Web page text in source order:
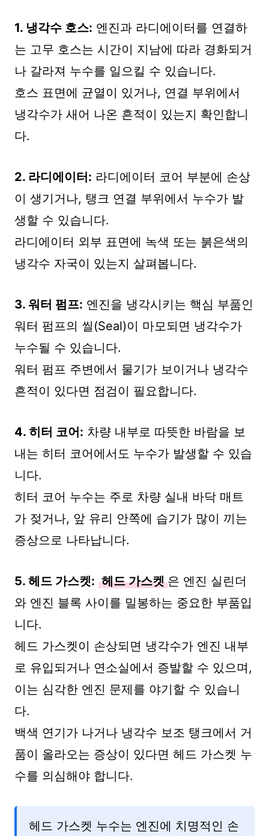
1. 냉각수 호스: 엔진과 라디에이터를 연결하
는 고무 호스는 시간이 지남에 따라 경화되거
나 갈라져 누수를 일으킬 수 있습니다.
호스 표면에 균열이 있거나, 연결 부위에서
냉각수가 새어 나온 흔적이 있는지 확인합니
다.
2. 라디에이터: 라디에이터 코어 부분에 손상
이 생기거나, 탱크 연결 부위에서 누수가 발
생할 수 있습니다.
라디에이터 외부 표면에 녹색 또는 붉은색의
냉각수 자국이 있는지 살펴봅니다.
3. 워터 펌프: 엔진을 냉각시키는 핵심 부품인
워터 펌프의 씰(Seal)이 마모되면 냉각수가
누수될 수 있습니다.
워터 펌프 주변에서 물기가 보이거나 냉각수
흔적이 있다면 점검이 필요합니다.
4. 히터 코어: 차량 내부로 따뜻한 바람을 보
내는 히터 코어에서도 누수가 발생할 수 있습
니다.
히터 코어 누수는 주로 차량 실내 바닥 매트
가 젖거나, 앞 유리 안쪽에 습기가 많이 끼는
증상으로 나타납니다.
5. 헤드 가스켓: 헤드 가스켓 은 엔진 실린더
와 엔진 블록 사이를 밀봉하는 중요한 부품입
니다.
헤드 가스켓이 손상되면 냉각수가 엔진 내부
로 유입되거나 연소실에서 증발할 수 있으며,
이는 심각한 엔진 문제를 야기할 수 있습니
다.
백색 연기가 나거나 냉각수 보조 탱크에서 거
품이 올라오는 증상이 있다면 헤드 가스켓 누
수를 의심해야 합니다.
헤드 가스켓 누수는 엔진에 치명적인 손